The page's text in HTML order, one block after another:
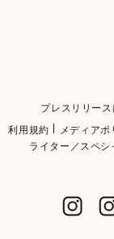
プレスリリース
利用規約
メディアポ
ライター／スペシ